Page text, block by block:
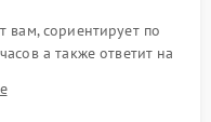
вам, сориентирует по
а также ответит на